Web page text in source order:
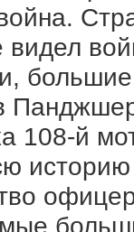
большие
108-й